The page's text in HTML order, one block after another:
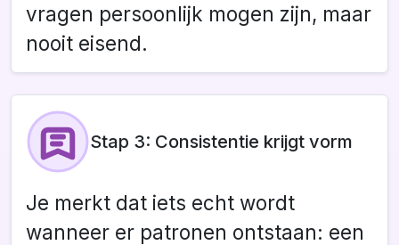
vragen persoonlijk mogen zijn, maar
nooit eisend.
Stap 3: Consistentie krijgt vorm
Je merkt dat iets echt wordt
wanneer er patronen ontstaan: een